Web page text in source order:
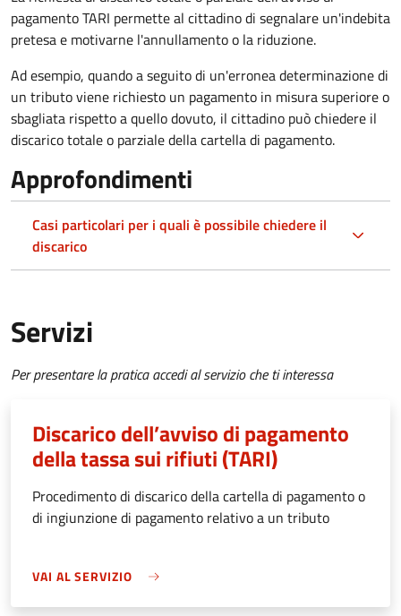
pagamento TARI permette al cittadino di segnalare un'indebita
pretesa e motivarne l'annullamento o la riduzione.
Ad esempio, quando a seguito di un'erronea determinazione di
un tributo viene richiesto un pagamento in misura superiore o
sbagliata rispetto a quello dovuto, il cittadino può chiedere il
discarico totale o parziale della cartella di pagamento.
Approfondimenti
Casi particolari per i quali è possibile chiedere il
discarico
Servizi
Per presentare la pratica accedi al servizio che ti interessa
Discarico dell’avviso di pagamento
della tassa sui rifiuti (TARI)
Procedimento di discarico della cartella di pagamento o
di ingiunzione di pagamento relativo a un tributo
VAI AL SERVIZIO